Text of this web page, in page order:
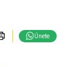
Únete